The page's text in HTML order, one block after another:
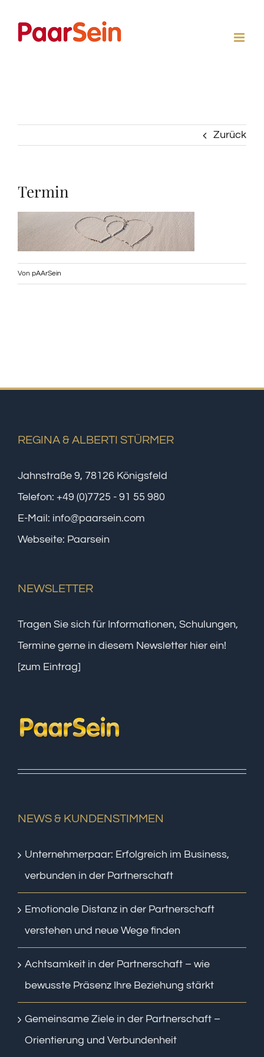
Inhalt
Zurück
Termin
Von pAArSein
REGINA & ALBERTI STÜRMER
Jahnstraße 9, 78126 Königsfeld
Telefon: +49 (0)7725 - 91 55 980
E-Mail: info@paarsein.com
Webseite: Paarsein
NEWSLETTER
Tragen Sie sich für Informationen, Schulungen,
Termine gerne in diesem Newsletter hier ein!
[zum Eintrag]
NEWS & KUNDENSTIMMEN
Unternehmerpaar: Erfolgreich im Business,
verbunden in der Partnerschaft
Emotionale Distanz in der Partnerschaft
verstehen und neue Wege finden
Achtsamkeit in der Partnerschaft – wie
bewusste Präsenz Ihre Beziehung stärkt
Gemeinsame Ziele in der Partnerschaft –
Orientierung und Verbundenheit